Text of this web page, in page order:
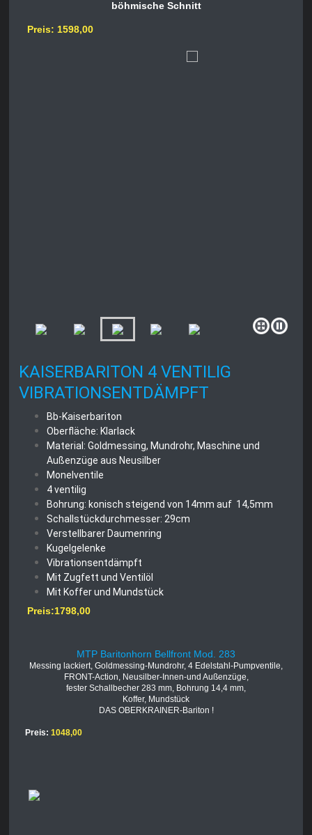
böhmische Schnitt
Preis: 1598,00
KAISERBARITON 4 VENTILIG
VIBRATIONSENTDÄMPFT
Bb-Kaiserbariton
Oberfläche: Klarlack
Material: Goldmessing, Mundrohr, Maschine und
Außenzüge aus Neusilber
Monelventile
4 ventilig
Bohrung: konisch steigend von 14mm auf 14,5mm
Schallstückdurchmesser: 29cm
Verstellbarer Daumenring
Kugelgelenke
Vibrationsentdämpft
Mit Zugfett und Ventilöl
Mit Koffer und Mundstück
Preis:1798,00
MTP Baritonhorn Bellfront Mod. 283
Messing lackiert, Goldmessing-Mundrohr, 4 Edelstahl-Pumpventile,
FRONT-Action, Neusilber-Innen-und Außenzüge,
fester Schallbecher 283 mm, Bohrung 14,4 mm,
Koffer, Mundstück
DAS OBERKRAINER-Bariton !
Preis: 1048,00